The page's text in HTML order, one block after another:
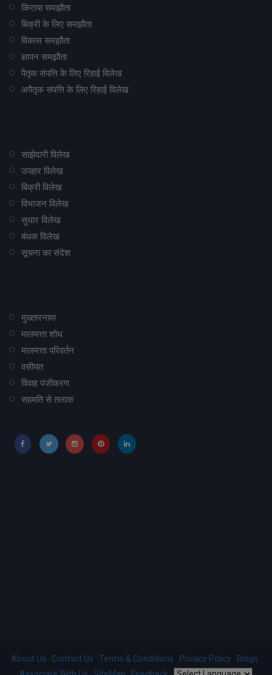
किराया समझौता
बिक्री के लिए समझौता
विकास समझौता
ज्ञापन समझौता
पैतृक संपत्ति के लिए रिहाई विलेख
अपैतृक संपत्ति के लिए रिहाई विलेख
साझेदारी विलेख
उपहार विलेख
बिक्री विलेख
विभाजन विलेख
सुधार विलेख
बंधक विलेख
सूचना का संदेश
मुख्तारनामा
मालमत्ता शोध
मालमत्ता परिवर्तन
वसीयत
विवाह पंजीकरण
सहमति से तलाक
About Us Contact Us Terms & Conditions Privacy Policy
Blogs